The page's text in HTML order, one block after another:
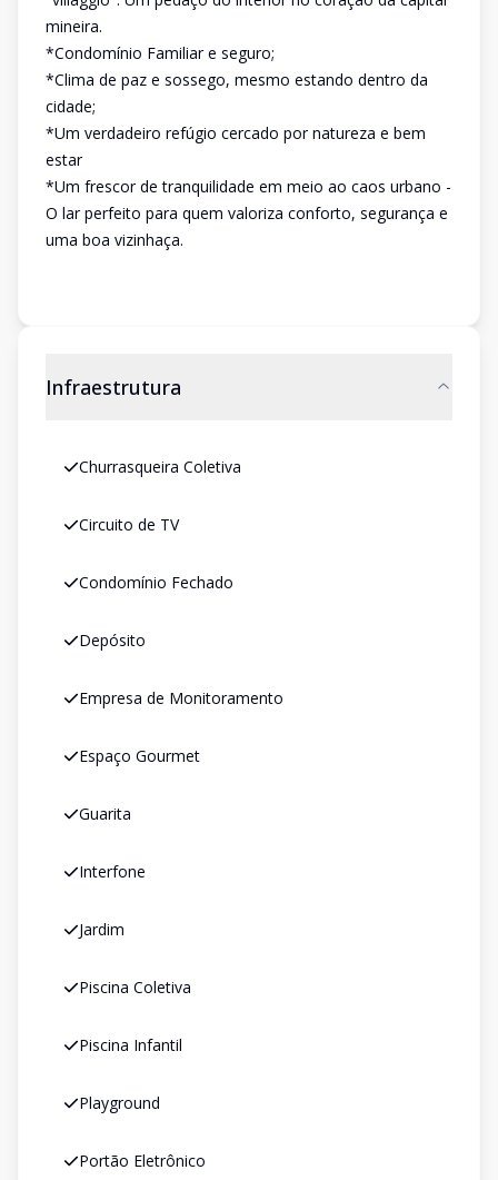
mineira.
*Condomínio Familiar e seguro;
*Clima de paz e sossego, mesmo estando dentro da
cidade;
*Um verdadeiro refúgio cercado por natureza e bem
estar
*Um frescor de tranquilidade em meio ao caos urbano -
O lar perfeito para quem valoriza conforto, segurança e
uma boa vizinhaça.
Infraestrutura
Churrasqueira Coletiva
Circuito de TV
Condomínio Fechado
Depósito
Empresa de Monitoramento
Espaço Gourmet
Guarita
Interfone
Jardim
Piscina Coletiva
Piscina Infantil
Playground
Portão Eletrônico